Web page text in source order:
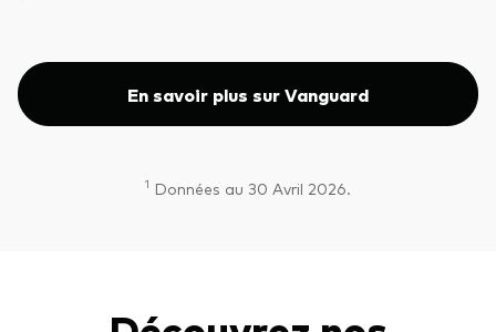
En savoir plus sur Vanguard
1 Données au 30 Avril 2026.